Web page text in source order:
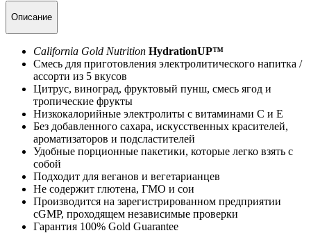
Описание
California Gold Nutrition HydrationUP™
Смесь для приготовления электролитического напитка /
ассорти из 5 вкусов
Цитрус, виноград, фруктовый пунш, смесь ягод и
тропические фрукты
Низкокалорийные электролиты с витаминами C и Е
Без добавленного сахара, искусственных красителей,
ароматизаторов и подсластителей
Удобные порционные пакетики, которые легко взять с
собой
Подходит для веганов и вегетарианцев
Не содержит глютена, ГМО и сои
Производится на зарегистрированном предприятии
cGMP, проходящем независимые проверки
Гарантия 100% Gold Guarantee